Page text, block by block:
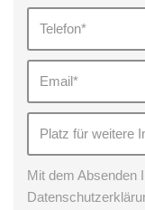
Mit dem Absenden